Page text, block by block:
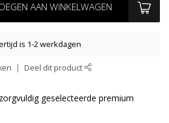
AAN WINKELWAGEN
is 1-2 werkdagen
Deel dit product
geselecteerde premium